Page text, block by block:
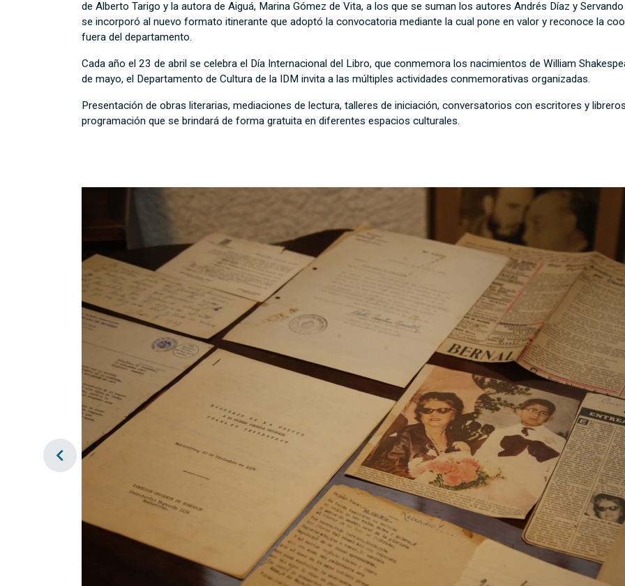
de Alberto Tarigo y la autora de Aiguá, Marina Gómez de Vita, a los que se suman los autores Andrés Díaz y
se incorporó al nuevo formato itinerante que adoptó la convocatoria mediante la cual pone en valor y reconoce la
fuera del departamento.
Cada año el 23 de abril se celebra el Día Internacional del Libro, que conmemora los nacimientos de William
de mayo, el Departamento de Cultura de la IDM invita a las múltiples actividades conmemorativas organizadas.
Presentación de obras literarias, mediaciones de lectura, talleres de iniciación, conversatorios con escritores y
programación que se brindará de forma gratuita en diferentes espacios culturales.
chevron_left